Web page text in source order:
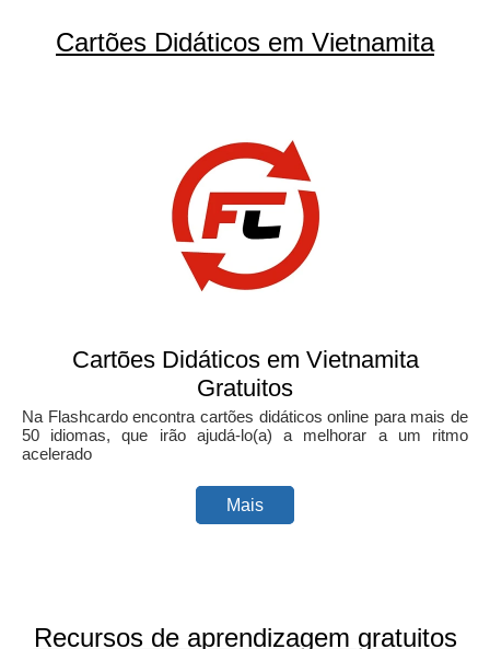
Cartões Didáticos em Vietnamita
Cartões Didáticos em Vietnamita
Gratuitos
Na Flashcardo encontra cartões didáticos online para mais de
50 idiomas, que irão ajudá-lo(a) a melhorar a um ritmo
acelerado
Mais
Recursos de aprendizagem gratuitos